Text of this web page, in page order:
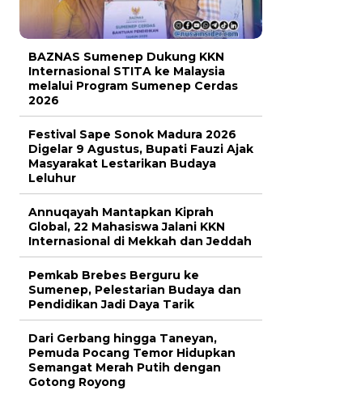
BAZNAS Sumenep Dukung KKN
Internasional STITA ke Malaysia
melalui Program Sumenep Cerdas
2026
Festival Sape Sonok Madura 2026
Digelar 9 Agustus, Bupati Fauzi Ajak
Masyarakat Lestarikan Budaya
Leluhur
Annuqayah Mantapkan Kiprah
Global, 22 Mahasiswa Jalani KKN
Internasional di Mekkah dan Jeddah
Pemkab Brebes Berguru ke
Sumenep, Pelestarian Budaya dan
Pendidikan Jadi Daya Tarik
Dari Gerbang hingga Taneyan,
Pemuda Pocang Temor Hidupkan
Semangat Merah Putih dengan
Gotong Royong